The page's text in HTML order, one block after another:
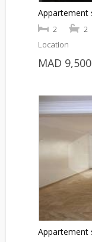
2 2
Location
MAD 9,500